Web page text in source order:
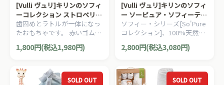
[Vulli ヴュリ]キリンのソフィ
ーコレクション ストロベリ
ー・ラトル ブルー
歯固めとラトルが一体になっ
たおもちゃです。 赤いゴム部
分は、歯固めです。
1,800円(税込1,980円)
[Vulli ヴュリ]キリンのソフィ
ー ソーピュア・ソフィーティ
ージングリング
ソフィー・シリーズ[So'Pure
コレクション]、100%天然ゴ
ムのティージングリング(歯固
め)です。
2,800円(税込3,080円)
SOLD OUT SOLD OUT